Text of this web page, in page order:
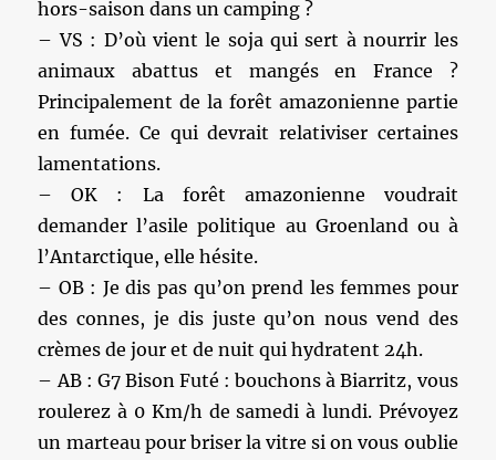
hors-saison dans un camping ?
– VS : D’où vient le soja qui sert à nourrir les
animaux abattus et mangés en France ?
Principalement de la forêt amazonienne partie
en fumée. Ce qui devrait relativiser certaines
lamentations.
– OK : La forêt amazonienne voudrait
demander l’asile politique au Groenland ou à
l’Antarctique, elle hésite.
– OB : Je dis pas qu’on prend les femmes pour
des connes, je dis juste qu’on nous vend des
crèmes de jour et de nuit qui hydratent 24h.
– AB : G7 Bison Futé : bouchons à Biarritz, vous
roulerez à 0 Km/h de samedi à lundi. Prévoyez
un marteau pour briser la vitre si on vous oublie